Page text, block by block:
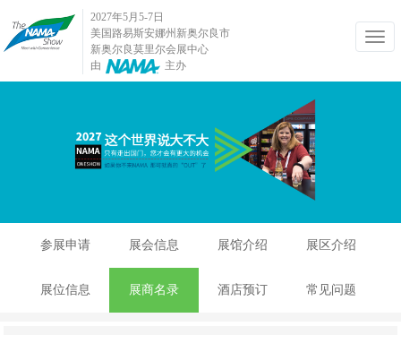
2027年5月5-7日
美国路易斯安娜州新奥尔良市
新奥尔良莫里尔会展中心
由
主办
参展申请 展会信息 展馆介绍 展区介绍
展位信息 展商名录 酒店预订 常见问题